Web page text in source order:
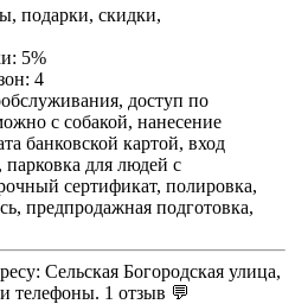
подарки, скидки,
5%
4
доступ по
с собакой, нанесение
банковской картой, вход
для людей с
сертификат, полировка,
предпродажная подготовка,
Сельская Богородская улица,
телефоны. 1 отзыв 💬